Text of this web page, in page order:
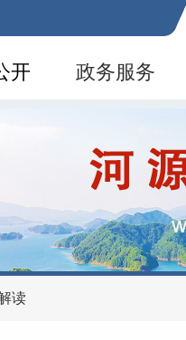
开 政务服务
读